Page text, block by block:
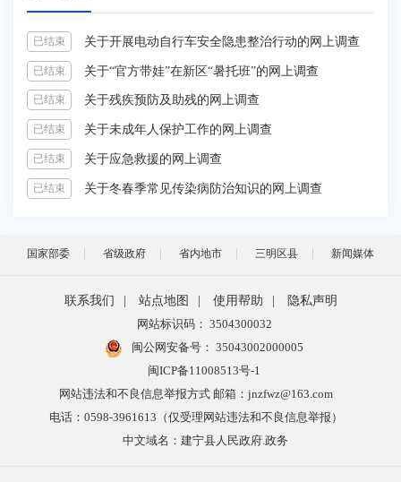
已结束 关于开展电动自行车安全隐患整治行动的网上调查
已结束 关于“官方带娃”在新区“暑托班”的网上调查
已结束 关于残疾预防及助残的网上调查
已结束 关于未成年人保护工作的网上调查
已结束 关于应急救援的网上调查
已结束 关于冬春季常见传染病防治知识的网上调查
国家部委 省级政府 省内地市 三明区县 新闻媒体
联系我们 | 站点地图 | 使用帮助 |
隐私声明
网站标识码： 3504300032
闽公网安备号： 35043002000005
闽ICP备11008513号-1
网站违法和不良信息举报方式 邮箱：jnzfwz@163.com
电话：0598-3961613（仅受理网站违法和不良信息举报）
中文域名：建宁县人民政府.政务